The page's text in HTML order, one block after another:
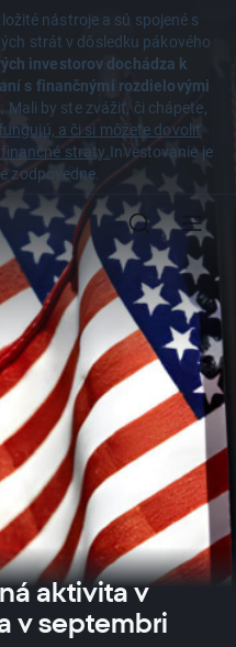
nástroje a sú spojené s
strát v dôsledku pákového
investorov dochádza k
s finančnými rozdielovými
Mali by ste zvážiť, či chápete,
a či si môžete dovoliť
straty.Investovanie je
zodpovedne.
aktivita v
v septembri